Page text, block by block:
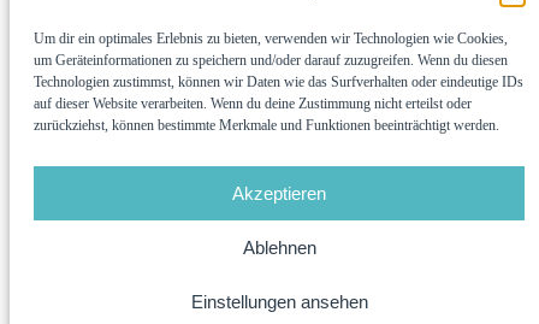
Um dir ein optimales Erlebnis zu bieten, verwenden wir Technologien wie Cookies,
um Geräteinformationen zu speichern und/oder darauf zuzugreifen. Wenn du diesen
Technologien zustimmst, können wir Daten wie das Surfverhalten oder eindeutige IDs
auf dieser Website verarbeiten. Wenn du deine Zustimmung nicht erteilst oder
zurückziehst, können bestimmte Merkmale und Funktionen beeinträchtigt werden.
Akzeptieren
Ablehnen
Einstellungen ansehen
CDU Kreisverband Bad Dürkheim
Direkt zu
Aktuelles
Kontakt
Social
Facebook
Instagram
Rechtliches
Impressum
Cookie-Richtlinie
WordPress